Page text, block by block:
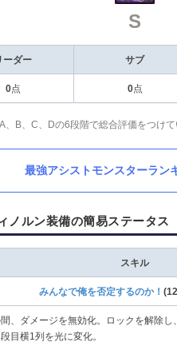
S
ーダー サブ
0点 0点
B、C、Dの6段階で総合評価をつけて
最強アシストモンスターラン
ノルン装備の簡易ステータス
スキル
みんなで俺を否定するのか！
、ダメージを無効化。ロックを解除し
目横1列を光に変化。